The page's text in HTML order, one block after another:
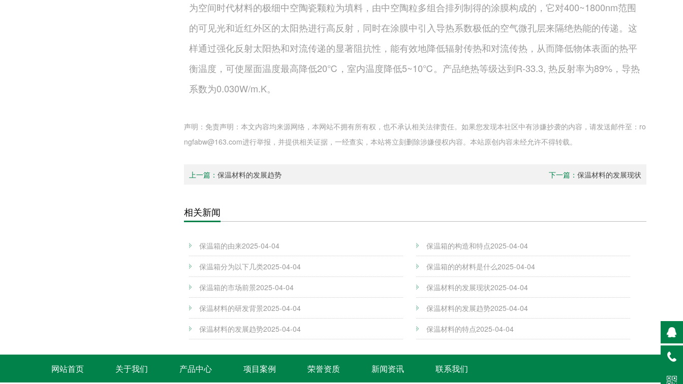
为空间时代材料的极细中空陶瓷颗粒为填料，由中空陶粒多组合排列制得的涂膜构成的，它对400~1800nm范围
的可见光和近红外区的太阳热进行高反射，同时在涂膜中引入导热系数极低的空气微孔层来隔绝热能的传递。这
样通过强化反射太阳热和对流传递的显著阻抗性，能有效地降低辐射传热和对流传热，从而降低物体表面的热平
衡温度，可使屋面温度最高降低20℃，室内温度降低5~10℃。产品绝热等级达到R-33.3, 热反射率为89%，导热
系数为0.030W/m.K。
声明：免责声明：本文内容均来源网络，本网站不拥有所有权，也不承认相关法律责任。如果您发现本社区中有涉嫌抄袭的内容，请发送邮件至：ro
ngfabw@163.com进行举报，并提供相关证据，一经查实，本站将立刻删除涉嫌侵权内容。本站原创内容未经允许不得转载。
上一篇： 保温材料的发展趋势 下一篇： 保温材料的发展现状
相关新闻
保温箱的由来2025-04-04 保温箱的构造和特点2025-04-04
​保温箱分为以下几类2025-04-04 保温箱的的材料是什么2025-04-04
保温箱的市场前景2025-04-04 保温材料的发展现状2025-04-04
保温材料的研发背景2025-04-04 保温材料的发展趋势2025-04-04
保温材料的发展趋势2025-04-04 ​保温材料的特点2025-04-04
网站首页 关于我们 产品中心 项目案例 荣誉资质 新闻资讯 联系我们